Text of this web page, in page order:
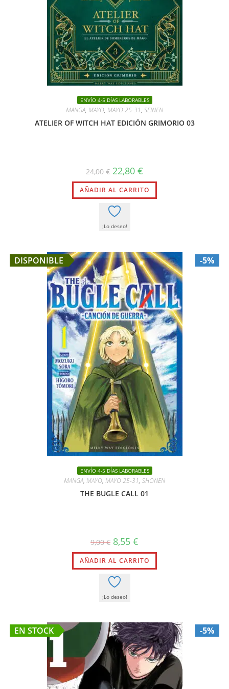
ENVÍO 4-5 DÍAS LABORABLES
MANGA, MAYO, MAYO 25-31, SEINEN
ATELIER OF WITCH HAT EDICIÓN GRIMORIO 03
24,00€ El
precio
original
era:
24,00 €.
22,80 €
actual
es:
22,80 €.
AÑADIR AL CARRITO
¡Lo deseo!
DISPONIBLE -5%
ENVÍO 4-5 DÍAS LABORABLES
MANGA, MAYO, MAYO 25-31, SHONEN
THE BUGLE CALL 01
9,00€ El
precio
original
era:
9,00 €.
8,55 €
actual
es:
8,55 €.
AÑADIR AL CARRITO
¡Lo deseo!
EN STOCK -5%